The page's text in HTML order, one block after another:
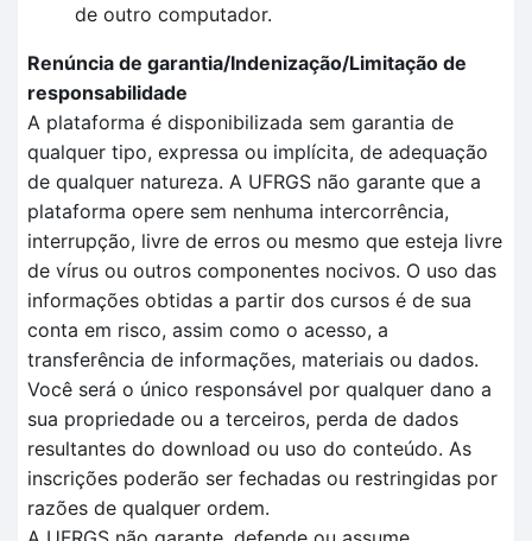
de outro computador.
Renúncia de garantia/Indenização/Limitação de
responsabilidade
A plataforma é disponibilizada sem garantia de
qualquer tipo, expressa ou implícita, de adequação
de qualquer natureza. A UFRGS não garante que a
plataforma opere sem nenhuma intercorrência,
interrupção, livre de erros ou mesmo que esteja livre
de vírus ou outros componentes nocivos. O uso das
informações obtidas a partir dos cursos é de sua
conta em risco, assim como o acesso, a
transferência de informações, materiais ou dados.
Você será o único responsável por qualquer dano a
sua propriedade ou a terceiros, perda de dados
resultantes do download ou uso do conteúdo. As
inscrições poderão ser fechadas ou restringidas por
razões de qualquer ordem.